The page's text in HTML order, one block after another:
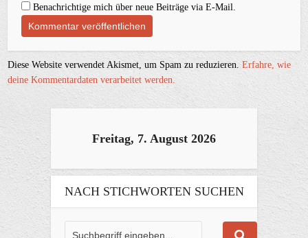
Benachrichtige mich über neue Beiträge via E-Mail.
Diese Website verwendet Akismet, um Spam zu reduzieren.Erfahre, wie
deine Kommentardaten verarbeitet werden.
Freitag, 7. August 2026
NACH STICHWORTEN SUCHEN